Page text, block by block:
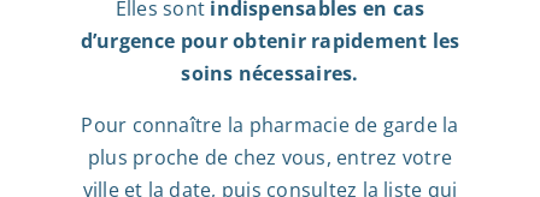
Elles sont indispensables en cas
d’urgence pour obtenir rapidement les
soins nécessaires.
Pour connaître la pharmacie de garde la
plus proche de chez vous, entrez votre
ville et la date, puis consultez la liste qui